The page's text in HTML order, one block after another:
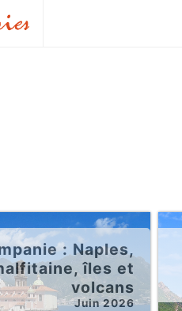
: Naples,
îles et
volcans
Juin 2026